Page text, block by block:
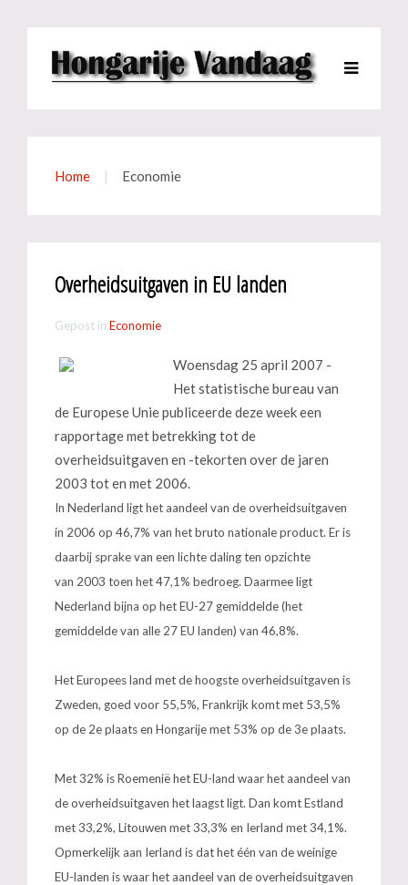
Home Economie
Overheidsuitgaven in EU landen
Gepost in Economie
Woensdag 25 april 2007 -
Het statistische bureau van
de Europese Unie publiceerde deze week een
rapportage met betrekking tot de
overheidsuitgaven en -tekorten over de jaren
2003 tot en met 2006.
In Nederland ligt het aandeel van de overheidsuitgaven
in 2006 op 46,7% van het bruto nationale product. Er is
daarbij sprake van een lichte daling ten opzichte
van 2003 toen het 47,1% bedroeg. Daarmee ligt
Nederland bijna op het EU-27 gemiddelde (het
gemiddelde van alle 27 EU landen) van 46,8%.
Het Europees land met de hoogste overheidsuitgaven is
Zweden, goed voor 55,5%, Frankrijk komt met 53,5%
op de 2e plaats en Hongarije met 53% op de 3e plaats.
Met 32% is Roemenië het EU-land waar het aandeel van
de overheidsuitgaven het laagst ligt. Dan komt Estland
met 33,2%, Litouwen met 33,3% en Ierland met 34,1%.
Opmerkelijk aan Ierland is dat het één van de weinige
EU-landen is waar het aandeel van de overheidsuitgaven